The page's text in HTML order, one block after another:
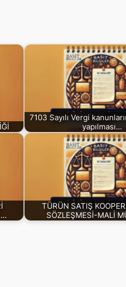
7103 Sayılı Vergi
yapılması…
TÜRÜN SATIŞ
SÖZLEŞMESİ-MALİ